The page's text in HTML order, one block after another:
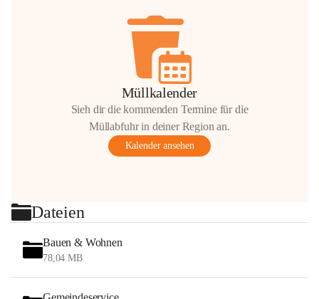
Müllkalender
Sieh dir die kommenden Termine für die
Müllabfuhr in deiner Region an.
Kalender ansehen
Dateien
Bauen & Wohnen
78,04 MB